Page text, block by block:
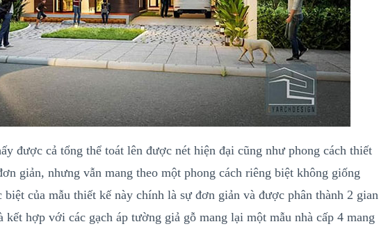
được cả tổng thể toát lên được nét hiện đại cũng như phong cách thiết
giản, nhưng vẫn mang theo một phong cách riêng biệt không giống
của mẫu thiết kế này chính là sự đơn giản và được phân thành 2 gian
kết hợp với các gạch áp tường giả gỗ mang lại một mẫu nhà cấp 4 mang